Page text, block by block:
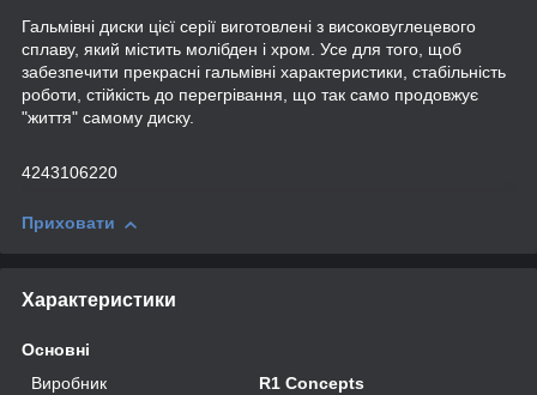
Гальмівні диски цієї серії виготовлені з високовуглецевого
сплаву, який містить молібден і хром. Усе для того, щоб
забезпечити прекрасні гальмівні характеристики, стабільність
роботи, стійкість до перегрівання, що так само продовжує
"життя" самому диску.
4243106220
Приховати
Характеристики
Основні
Виробник
R1 Concepts